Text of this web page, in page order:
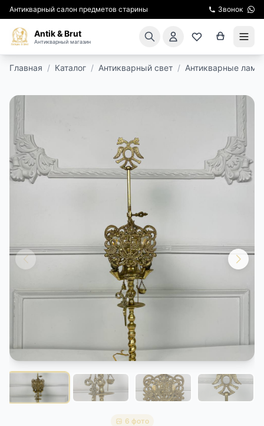
Антикварный салон предметов старины Звонок
Antik & Brut
Антикварный магазин
КИНОСЪЕМКА
КУРСЫ ПО РЕСТАВРАЦИИ
ДОСТАВКА И ОПЛАТА
Главная / Каталог / Антикварный свет / Антикварные
6 фото